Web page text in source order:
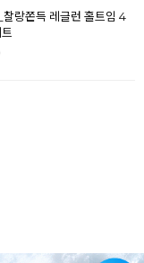
랑쫀득 레글런 홀트임 4